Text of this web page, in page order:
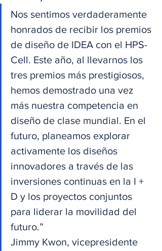
Nos sentimos verdaderamente
honrados de recibir los premios
de diseño de IDEA con el HPS-
Cell. Este año, al llevarnos los
tres premios más prestigiosos,
hemos demostrado una vez
más nuestra competencia en
diseño de clase mundial. En el
futuro, planeamos explorar
activamente los diseños
innovadores a través de las
inversiones continuas en la I +
D y los proyectos conjuntos
para liderar la movilidad del
futuro.”
Jimmy Kwon, vicepresidente